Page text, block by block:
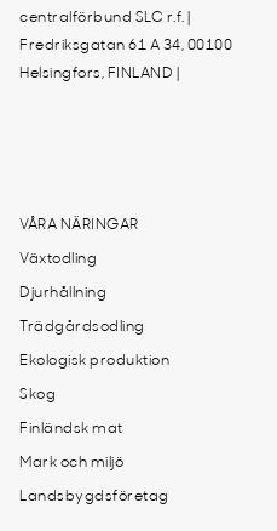
centralförbund SLC r.f. |
Fredriksgatan 61 A 34, 00100
Helsingfors, FINLAND |
VÅRA NÄRINGAR
Växtodling
Djurhållning
Trädgårdsodling
Ekologisk produktion
Skog
Finländsk mat
Mark och miljö
Landsbygdsföretag